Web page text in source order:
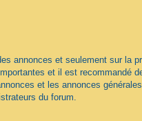
annonces et seulement sur la
et il est recommandé
et les annonces
du forum.